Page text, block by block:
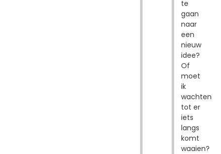
te
gaan
naar
een
nieuw
idee?
Of
moet
ik
wachten
tot er
iets
langs
komt
waaien?